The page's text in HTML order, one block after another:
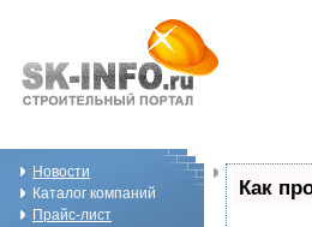
Новости
Каталог компаний
Прайс-лист
Как